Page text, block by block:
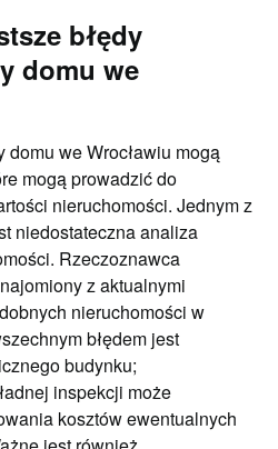
błędy
domu we
we Wrocławiu mogą
mogą prowadzić do
nieruchomości. Jednym z
niedostateczna analiza
Rzeczoznawca
z aktualnymi
nieruchomości w
błędem jest
budynku;
inspekcji może
kosztów ewentualnych